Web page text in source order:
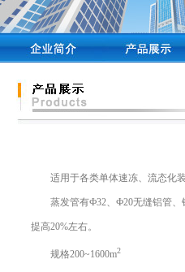
适用于各类单体速冻、流态化装
蒸发管有Ф32、Ф20无缝铝管、钢
提高20%左右。
规格200~1600m2